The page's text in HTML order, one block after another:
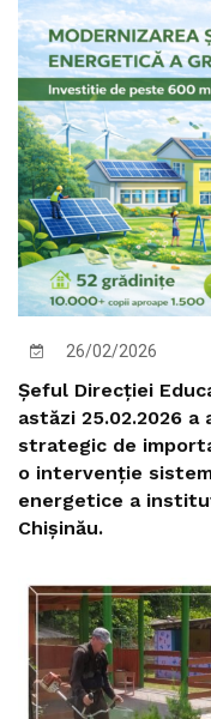
26/02/2026
Șeful Direcției
astăzi 25.02.2026
strategic de
o intervenție
energetice a
Chișinău.